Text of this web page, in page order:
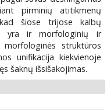
pirminių atitikmenų
šiose trijose kalbų
yra ir morfologinių ir
struktūros
unifikacija kiekvienoje
šaknų išsišakojimas.